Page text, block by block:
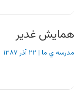
همایش غدیر
مدرسه ي ما | ۲۲ آذر ۱۳۸۷